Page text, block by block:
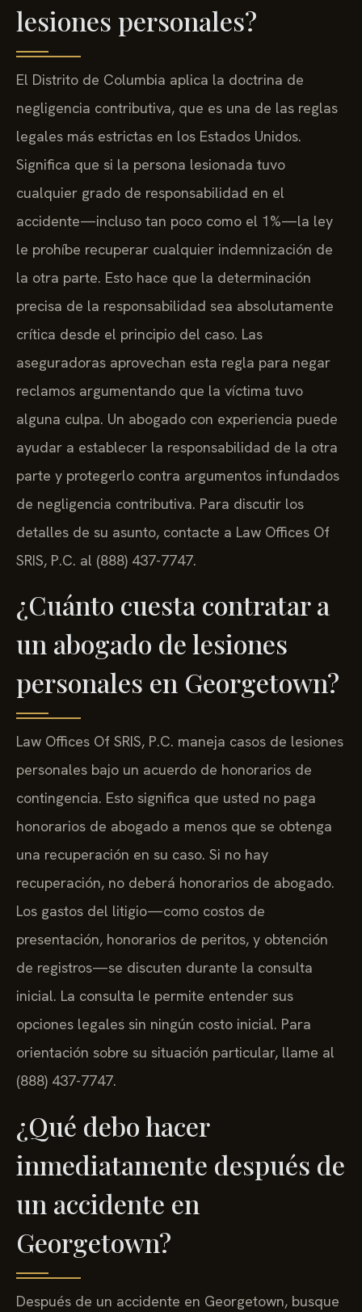
lesiones personales?
El Distrito de Columbia aplica la doctrina de
negligencia contributiva, que es una de las reglas
legales más estrictas en los Estados Unidos.
Significa que si la persona lesionada tuvo
cualquier grado de responsabilidad en el
accidente—incluso tan poco como el 1%—la ley
le prohíbe recuperar cualquier indemnización de
la otra parte. Esto hace que la determinación
precisa de la responsabilidad sea absolutamente
crítica desde el principio del caso. Las
aseguradoras aprovechan esta regla para negar
reclamos argumentando que la víctima tuvo
alguna culpa. Un abogado con experiencia puede
ayudar a establecer la responsabilidad de la otra
parte y protegerlo contra argumentos infundados
de negligencia contributiva. Para discutir los
detalles de su asunto, contacte a Law Offices Of
SRIS, P.C. al (888) 437-7747.
¿Cuánto cuesta contratar a
un abogado de lesiones
personales en Georgetown?
Law Offices Of SRIS, P.C. maneja casos de lesiones
personales bajo un acuerdo de honorarios de
contingencia. Esto significa que usted no paga
honorarios de abogado a menos que se obtenga
una recuperación en su caso. Si no hay
recuperación, no deberá honorarios de abogado.
Los gastos del litigio—como costos de
presentación, honorarios de peritos, y obtención
de registros—se discuten durante la consulta
inicial. La consulta le permite entender sus
opciones legales sin ningún costo inicial. Para
orientación sobre su situación particular, llame al
(888) 437-7747.
¿Qué debo hacer
inmediatamente después de
un accidente en
Georgetown?
Después de un accidente en Georgetown, busque